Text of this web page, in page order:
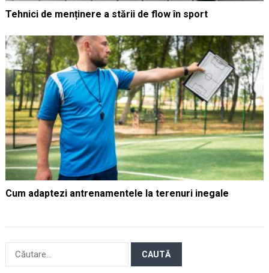
Tehnici de menținere a stării de flow în sport
Cum adaptezi antrenamentele la terenuri inegale
după: